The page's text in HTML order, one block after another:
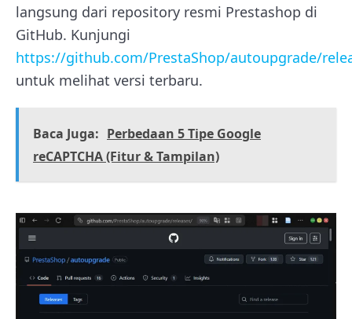
langsung dari repository resmi Prestashop di
GitHub. Kunjungi
https://github.com/PrestaShop/autoupgrade/
untuk melihat versi terbaru.
Baca Juga: Perbedaan 5 Tipe Google
reCAPTCHA (Fitur & Tampilan)